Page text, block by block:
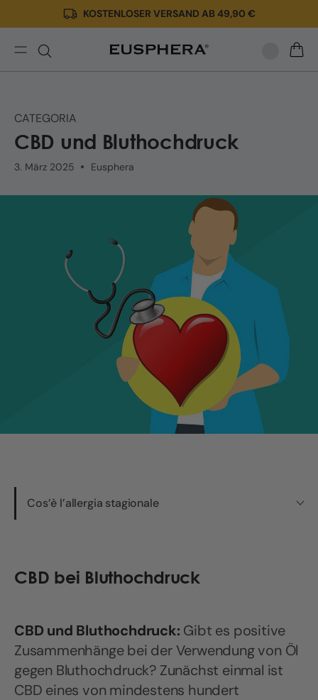
zum
Inhalt
KOSTENLOSER VERSAND AB 49,90 €
CATEGORIA
CBD und Bluthochdruck
3. März 2025 Eusphera
Cos’è l’allergia stagionale
CBD bei Bluthochdruck
CBD und Bluthochdruck: Gibt es positive
Zusammenhänge bei der Verwendung von Öl
gegen Bluthochdruck? Zunächst einmal ist
CBD eines von mindestens hundert